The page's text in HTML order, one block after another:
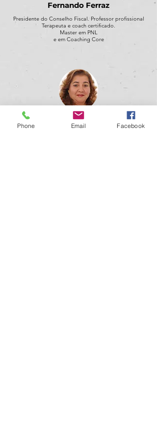
Fernando Ferraz
Presidente do Conselho Fiscal. Professor profissional
Terapeuta e coach certificado.
Master em PNL
e em Coaching Core
Eulália Pires
Phone Email Facebook